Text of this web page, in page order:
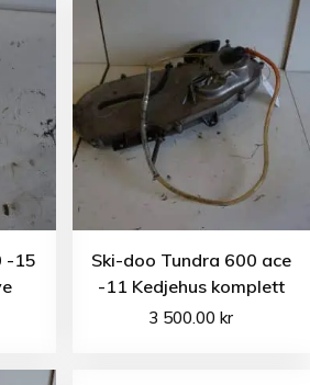
-15
Ski-doo Tundra 600 ace
-11 Kedjehus komplett
3 500.00kr